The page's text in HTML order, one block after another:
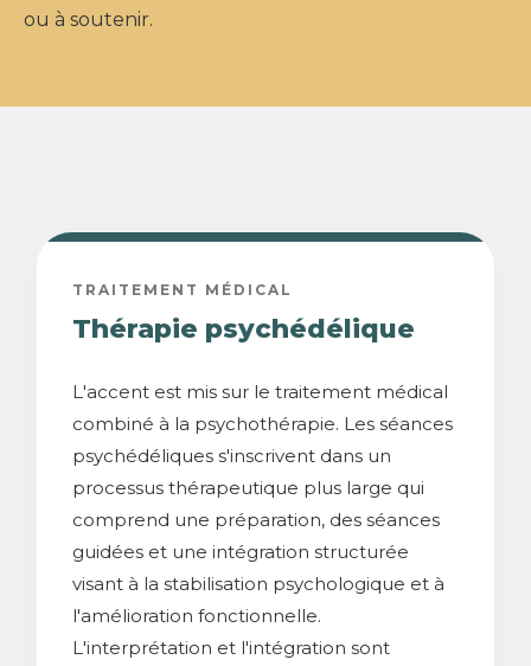
ou à soutenir.
TRAITEMENT MÉDICAL
Thérapie psychédélique
L'accent est mis sur le traitement médical
combiné à la psychothérapie. Les séances
psychédéliques s'inscrivent dans un
processus thérapeutique plus large qui
comprend une préparation, des séances
guidées et une intégration structurée
visant à la stabilisation psychologique et à
l'amélioration fonctionnelle.
L'interprétation et l'intégration sont